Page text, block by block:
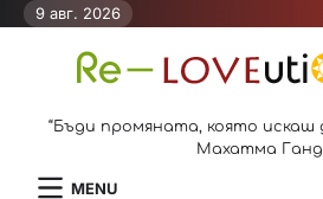
Skip9 авг. 2026
“Бъди промяната, която искаш
Махатма
MENU